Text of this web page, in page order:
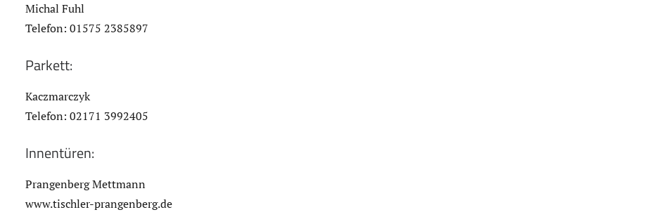
Michal Fuhl
Telefon: 01575 2385897
Parkett:
Kaczmarczyk
Telefon: 02171 3992405
Innentüren:
Prangenberg Mettmann
www.tischler-prangenberg.de